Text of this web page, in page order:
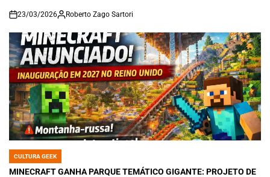
on
23/03/2026 Roberto Zago Sartori
POSTED
IN
CULTURA GEEK
MINECRAFT GANHA PARQUE TEMÁTICO GIGANTE: PROJETO DE